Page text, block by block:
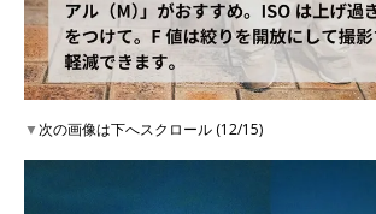
▼次の画像は下へスクロール (12/15)